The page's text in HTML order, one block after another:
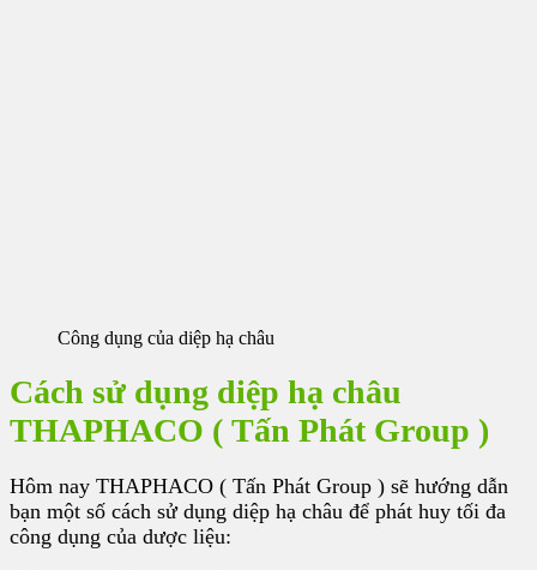
Công dụng của diệp hạ châu
Cách sử dụng diệp hạ châu
THAPHACO ( Tấn Phát Group )
Hôm nay THAPHACO ( Tấn Phát Group ) sẽ hướng dẫn
bạn một số cách sử dụng diệp hạ châu để phát huy tối đa
công dụng của dược liệu: